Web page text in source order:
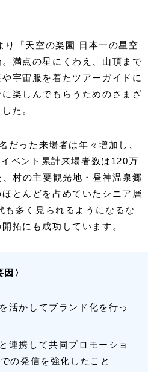
り『天空の楽園 日本一の星空
満点の星にくわえ、山頂まで
宇宙服を着たツアーガイドに
楽しんでもらうためのさまざ
た。
だった来場者は年々増加し、
ベント累計来場者数は120万
村の主要観光地・昼神温泉郷
とんどを占めていたシニア層
も多く見られるようになるな
拓にも成功しています。
〉
活かしてブランド化を行っ
連携して共同プロモーショ
の発信を強化したこと